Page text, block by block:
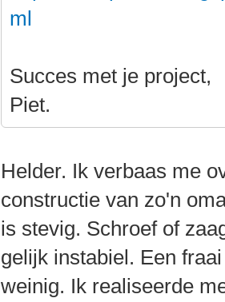
ml
Succes met je project,
Piet.
Helder. Ik verbaas me
constructie van zo'n
is stevig. Schroef of
gelijk instabiel. Een
weinig. Ik realiseerde